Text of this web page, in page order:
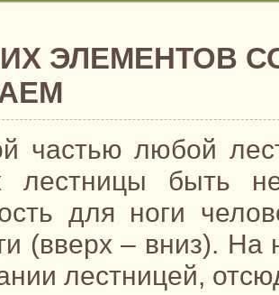
ЭЛЕМЕНТОВ
частью любой
лестницы быть
для ноги
(вверх – вниз). На
лестницей,